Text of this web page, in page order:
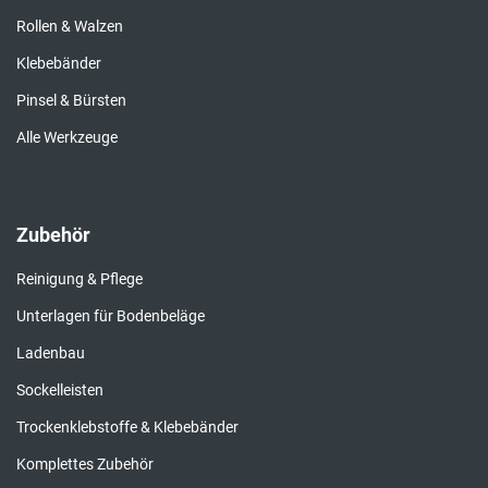
Rollen & Walzen
Klebebänder
Pinsel & Bürsten
Alle Werkzeuge
Zubehör
Reinigung & Pflege
Unterlagen für Bodenbeläge
Ladenbau
Sockelleisten
Trockenklebstoffe & Klebebänder
Komplettes Zubehör